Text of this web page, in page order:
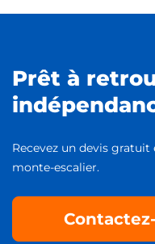
Prêt à
Recevez un devis
monte-escalier.